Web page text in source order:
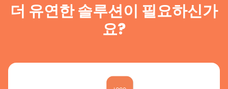
더 유연한 솔루션이 필요하신가
요?